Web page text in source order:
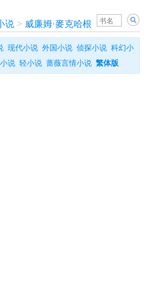
说 > 威廉姆·麥克哈根
现代小说 外国小说 侦探小说 科幻小
说 轻小说 蔷薇言情小说 繁体版